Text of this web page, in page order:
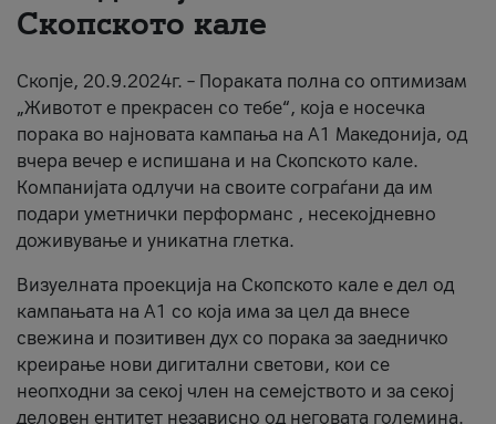
За нас
#ПодобарОнлајн
Скопското кале
Скопје, 20.9.2024г. – Пораката полна со оптимизам
„Животот е прекрасен со тебе“, која е носечка
порака во најновата кампања на А1 Македонија, од
вчера вечер е испишана и на Скопското кале.
Компанијата одлучи на своите сограѓани да им
подари уметнички перформанс , несекојдневно
доживување и уникатна глетка.
Визуелната проекција на Скопското кале е дел од
кампањата на А1 со која има за цел да внесе
свежина и позитивен дух со порака за заедничко
креирање нови дигитални светови, кои се
неопходни за секој член на семејството и за секој
деловен ентитет независно од неговата големина.